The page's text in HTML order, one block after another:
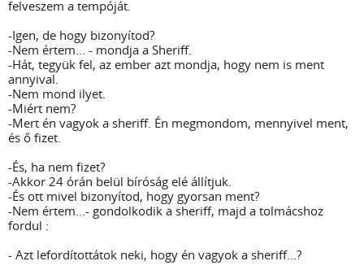
felveszem a tempóját.
-Igen, de hogy bizonyítod?
-Nem értem... - mondja a Sheriff.
-Hát, tegyük fel, az ember azt mondja, hogy nem is ment
annyival.
-Nem mond ilyet.
-Miért nem?
-Mert én vagyok a sheriff. Én megmondom, mennyivel ment,
és ő fizet.
-És, ha nem fizet?
-Akkor 24 órán belül bíróság elé állítjuk.
-És ott mivel bizonyítod, hogy gyorsan ment?
-Nem értem...- gondolkodik a sheriff, majd a tolmácshoz
fordul :
- Azt lefordítottátok neki, hogy én vagyok a sheriff...?